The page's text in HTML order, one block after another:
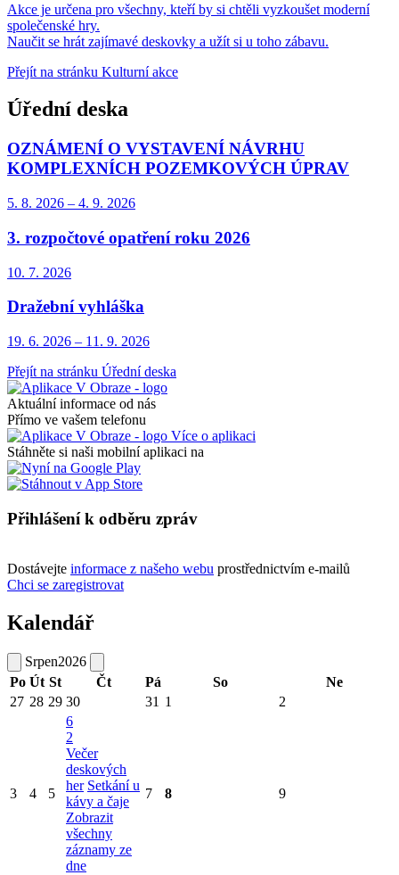
Akce je určena pro všechny, kteří by si chtěli vyzkoušet moderní
společenské hry.
Naučit se hrát zajímavé deskovky a užít si u toho zábavu.
Přejít na stránku Kulturní akce
Úřední deska
OZNÁMENÍ O VYSTAVENÍ NÁVRHU
KOMPLEXNÍCH POZEMKOVÝCH ÚPRAV
5. 8. 2026 – 4. 9. 2026
3. rozpočtové opatření roku 2026
10. 7. 2026
Dražební vyhláška
19. 6. 2026 – 11. 9. 2026
Přejít na stránku Úřední deska
Aktuální informace od nás
Přímo ve vašem telefonu
Více o aplikaci
Stáhněte si naši mobilní aplikaci na
Přihlášení k odběru zpráv
Dostávejte informace z našeho webu prostřednictvím e-mailů
Chci se zaregistrovat
Kalendář
Srpen2026
Po Út St Čt Pá So
Ne
27 28 29 30 31 1 2
3 4 5
6
2
Večer
deskových
her Setkání u
kávy a čaje
Zobrazit
všechny
záznamy ze
dne
7 8 9